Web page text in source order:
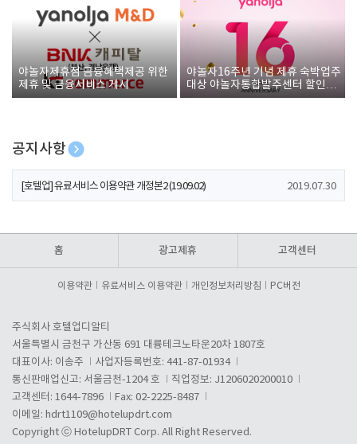
야놀자제휴점 금융혜택제공 위한
제휴 및 금융서비스 게시
야놀자16주년 기념 제휴 숙박업주
대상 야놀자통합발주센터 할인쿠
폰 증정
공지사항
[호텔업] 개인정보 처리방침 개정본1 (19.09.02)
[호텔업] 유료서비스 이용약관 개정본2 (19.09.02) 2019.07.30
홈 광고제휴 고객센터
이용약관 유료서비스 이용약관 개인정보처리방침 PC버전
주식회사 호텔업디알티
서울특별시 금천구 가산동 691 대륭테크노타운20차 1807호
대표이사: 이송주
사업자등록번호: 441-87-01934
통신판매업신고: 서울금천-1204 호
직업정보: J1206020200010
고객센터: 1644-7896
Fax: 02-2225-8487
이메일: hdrt1109@hotelupdrt.com
Copyright ⓒ HotelupDRT Corp. All Right Reserved.